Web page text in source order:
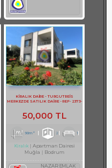
KİRALIK DAİRE - TURGUTREİS
MERKEZDE SATILIK DAİRE - REF- 2373-
50,000 TL
90m² 2 1
Kiralık
Apartman Dairesi
Muğla
Bodrum
NAZAR EMLAK